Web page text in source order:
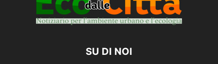
SU DI NOI